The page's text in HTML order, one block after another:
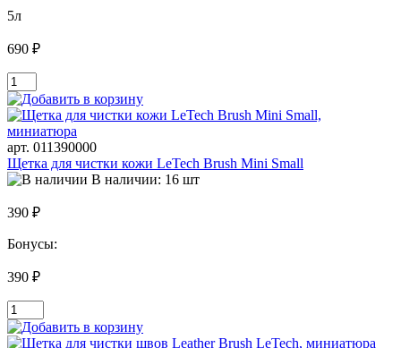
5л
690 ₽
арт. 011390000
Щетка для чистки кожи LeTech Brush Mini Small
В наличии: 16 шт
390 ₽
Бонусы:
390 ₽